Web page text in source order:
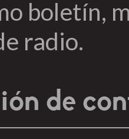
boletín,
radio.
de